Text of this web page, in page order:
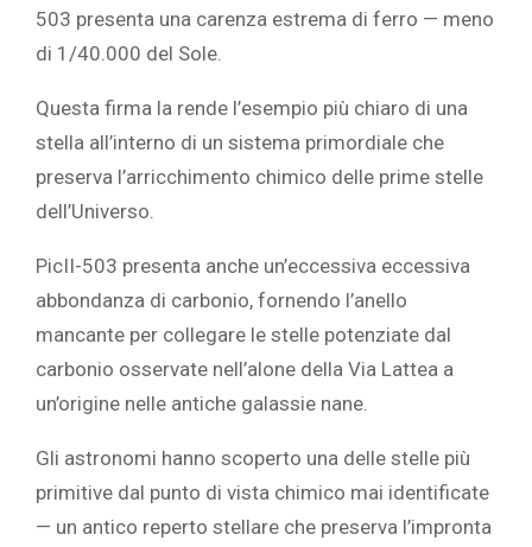
503 presenta una carenza estrema di ferro — meno
di 1/40.000 del Sole.
Questa firma la rende l’esempio più chiaro di una
stella all’interno di un sistema primordiale che
preserva l’arricchimento chimico delle prime stelle
dell’Universo.
PicII-503 presenta anche un’eccessiva eccessiva
abbondanza di carbonio, fornendo l’anello
mancante per collegare le stelle potenziate dal
carbonio osservate nell’alone della Via Lattea a
un’origine nelle antiche galassie nane.
Gli astronomi hanno scoperto una delle stelle più
primitive dal punto di vista chimico mai identificate
— un antico reperto stellare che preserva l’impronta